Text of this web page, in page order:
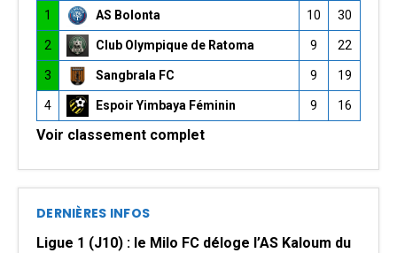
1 AS Bolonta 10 30
2 Club Olympique de Ratoma 9 22
3 Sangbrala FC 9 19
4 Espoir Yimbaya Féminin 9 16
Voir classement complet
DERNIÈRES INFOS
Ligue 1 (J10) : le Milo FC déloge l’AS Kaloum du